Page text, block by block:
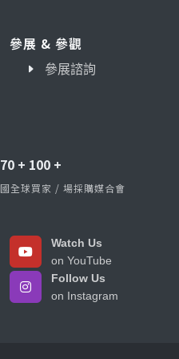
參展 & 參觀
參展諮詢
70 + 100 +
國全球買家 / 場採購媒合會
Watch Us
on YouTube
Follow Us
on Instagram